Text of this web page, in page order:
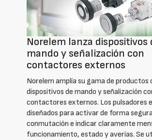
Norelem lanza dispositivos
mando y señalización con
contactores externos
Norelem amplía su gama de productos
dispositivos de mando y señalización
contactores externos. Los pulsadores
diseñados para activar de forma
conmutación e indicar claramente
funcionamiento, estado y averías. Se